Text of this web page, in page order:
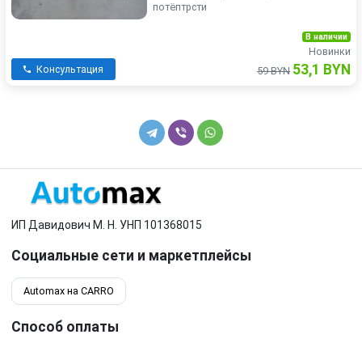
потёптрсти
Консультация
В наличии
Новинки
59 BYN 53,1 BYN
ИП Давидович М. Н. УНП 101368015
Социальные сети и маркетплейсы
Automax на CARRO
Способ оплаты